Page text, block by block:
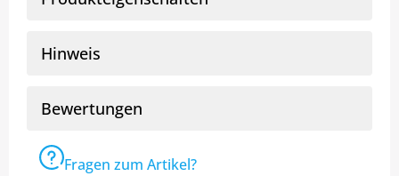
Hinweis
Bewertungen
Fragen zum Artikel?